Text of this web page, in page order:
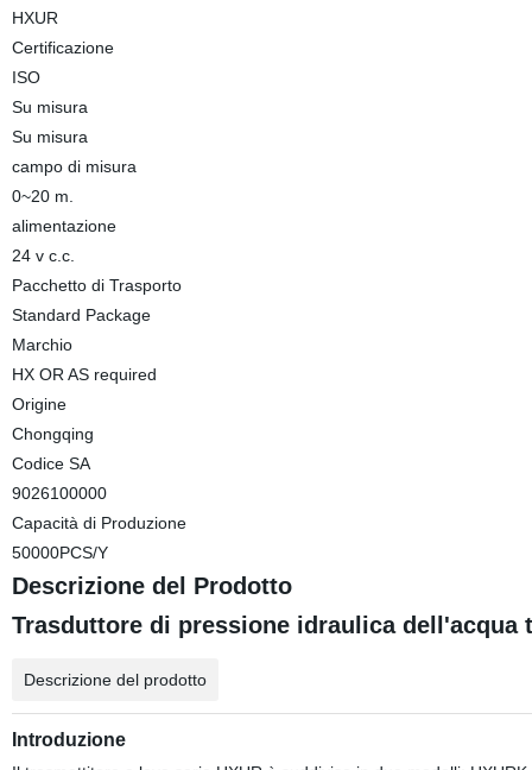
HXUR
Certificazione
ISO
Su misura
Su misura
campo di misura
0~20 m.
alimentazione
24 v c.c.
Pacchetto di Trasporto
Standard Package
Marchio
HX OR AS required
Origine
Chongqing
Codice SA
9026100000
Capacità di Produzione
50000PCS/Y
Descrizione del Prodotto
Trasduttore di pressione idraulica
Descrizione del prodotto
Introduzione